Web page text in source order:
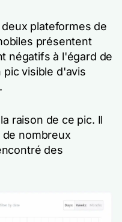
plateformes de
présentent
négatifs à l'égard de
pic visible d'avis
raison de ce pic. Il
de nombreux
des